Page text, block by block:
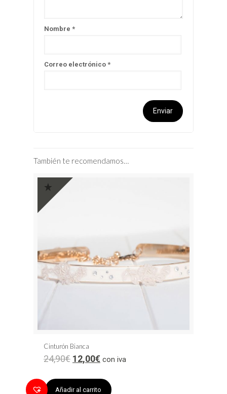
Nombre *
Correo electrónico *
También te recomendamos…
Cinturón Bianca
24,90€ 12,00€ con iva
Añadir al carrito